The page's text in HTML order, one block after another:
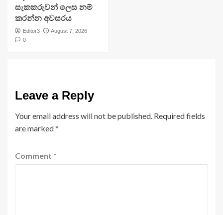
සැකකරුවන් ලෙස නම්
කරන්න අවසරය
Editor3
August 7, 2026
0
Leave a Reply
Your email address will not be published. Required fields
are marked*
Comment *